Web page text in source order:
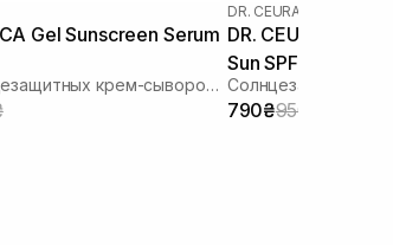
Gel Sunscreen Serum
Набор солнцезащитных крем-сывороток
DR. CEURACLE
DR. CEURACLE
Sun SPF 50+
шкіри 50 мл
Солнцезащитный
790₴950₴